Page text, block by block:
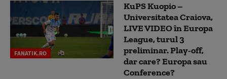
FANATIK.RO
KuPS Kuopio –
Universitatea Craiova,
LIVE VIDEO în Europa
League, turul 3
preliminar. Play-off,
dar care? Europa sau
Conference?